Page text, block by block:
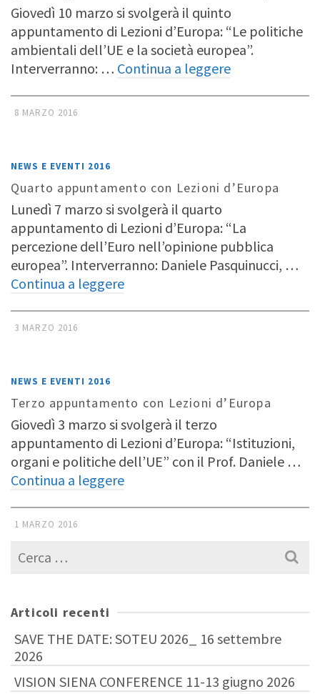
Giovedì 10 marzo si svolgerà il quinto
appuntamento di Lezioni d’Europa: “Le politiche
ambientali dell’UE e la società europea”.
Interverranno: … Continua a leggere
8 MARZO 2016
NEWS E EVENTI 2016
Quarto appuntamento con Lezioni d’Europa
Lunedì 7 marzo si svolgerà il quarto
appuntamento di Lezioni d’Europa: “La
percezione dell’Euro nell’opinione pubblica
europea”. Interverranno: Daniele Pasquinucci, …
Continua a leggere
3 MARZO 2016
NEWS E EVENTI 2016
Terzo appuntamento con Lezioni d’Europa
Giovedì 3 marzo si svolgerà il terzo
appuntamento di Lezioni d’Europa: “Istituzioni,
organi e politiche dell’UE” con il Prof. Daniele …
Continua a leggere
1 MARZO 2016
Cerca
per:
Articoli recenti
SAVE THE DATE: SOTEU 2026_ 16 settembre
2026
VISION SIENA CONFERENCE 11-13 giugno 2026